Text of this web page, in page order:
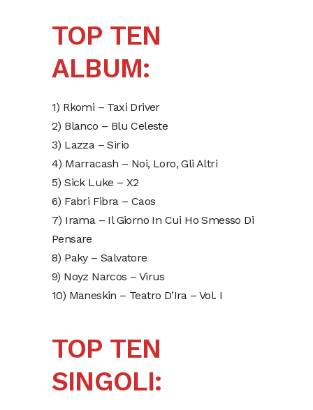
TOP TEN
ALBUM:
1) Rkomi – Taxi Driver
2) Blanco – Blu Celeste
3) Lazza – Sirio
4) Marracash – Noi, Loro, Gli Altri
5) Sick Luke – X2
6) Fabri Fibra – Caos
7) Irama – Il Giorno In Cui Ho Smesso Di
Pensare
8) Paky – Salvatore
9) Noyz Narcos – Virus
10) Maneskin – Teatro D’Ira – Vol. I
TOP TEN
SINGOLI: